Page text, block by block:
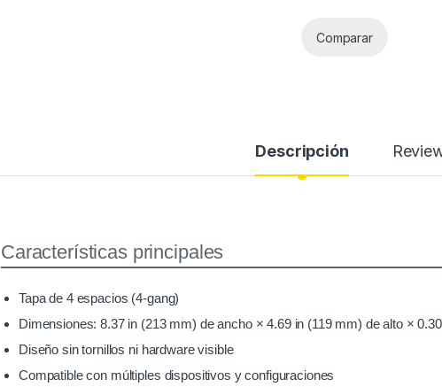
Comparar
Descripción
Características principales
Tapa de 4 espacios (4-gang)
Dimensiones: 8.37 in (213 mm) de ancho × 4.69 in (119 mm) de alto ×
Diseño sin tornillos ni hardware visible
Compatible con múltiples dispositivos y configuraciones